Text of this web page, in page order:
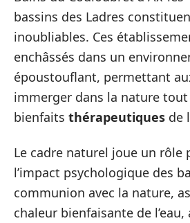
bassins des Ladres
inoubliables. Ces
enchâssés dans un
époustouflant, permettant
immerger dans la nature
bienfaits thérapeutiques de
Le cadre naturel joue un
l’impact psychologique des
communion avec la nature,
chaleur bienfaisante de